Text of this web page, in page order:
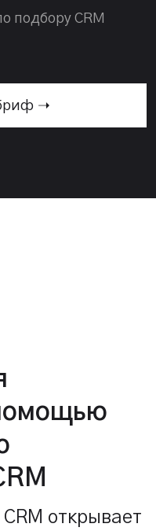
подбору CRM
➝
открывает